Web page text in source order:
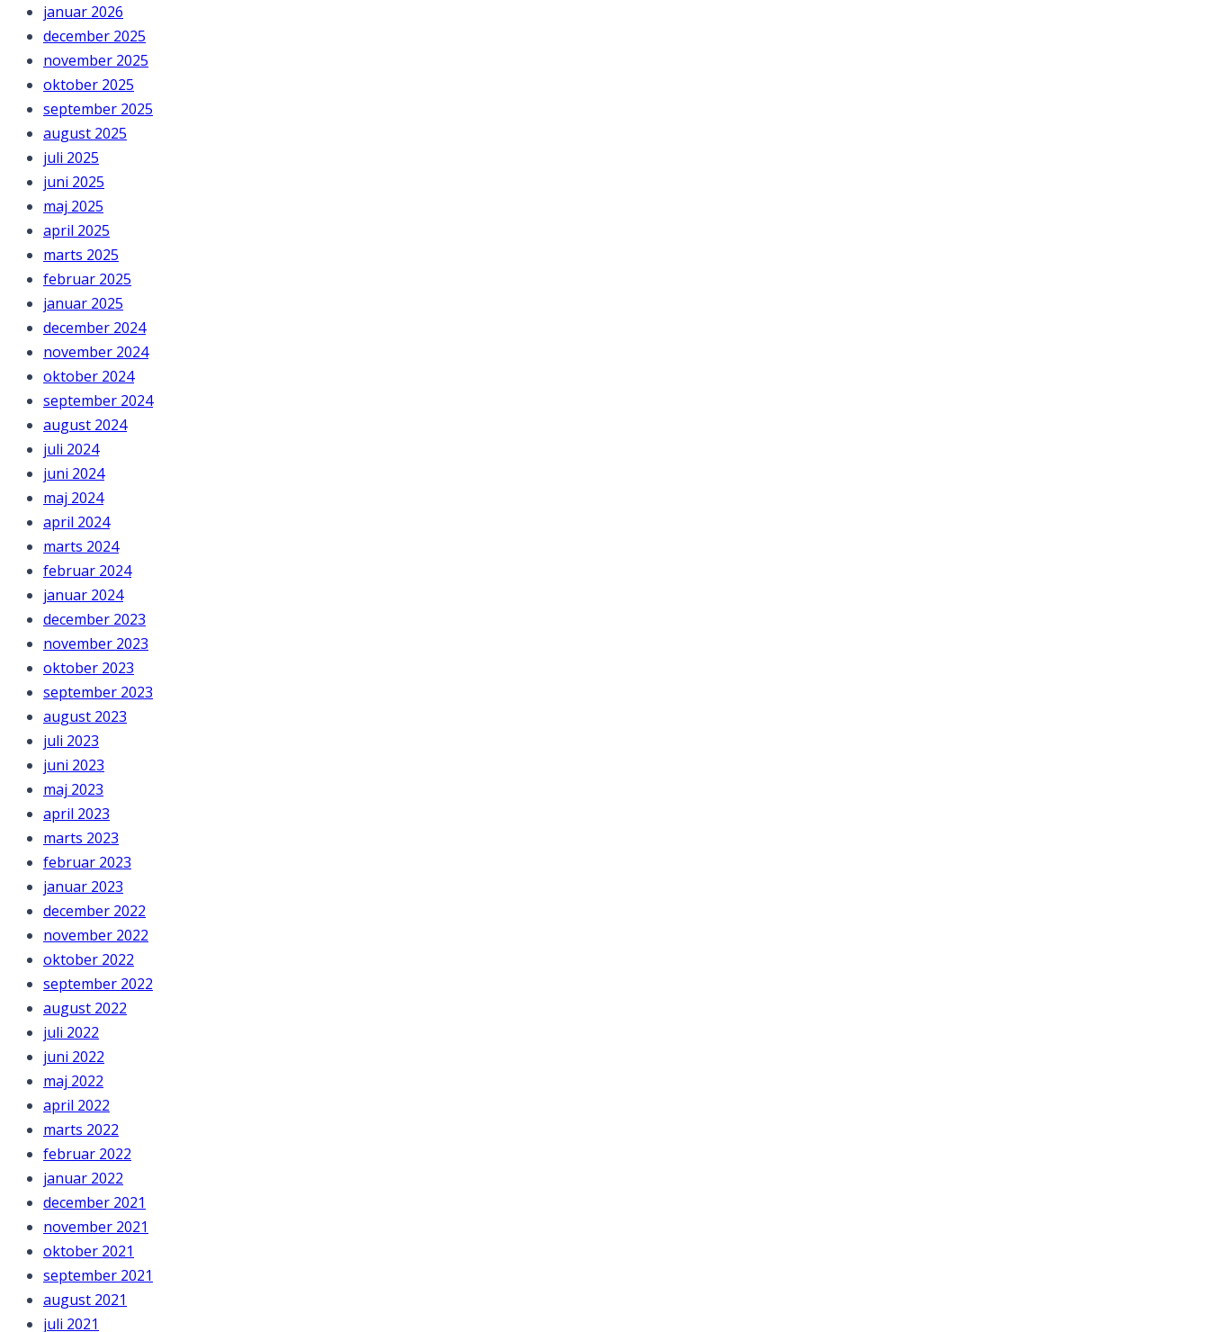
januar 2026
december 2025
november 2025
oktober 2025
september 2025
august 2025
juli 2025
juni 2025
maj 2025
april 2025
marts 2025
februar 2025
januar 2025
december 2024
november 2024
oktober 2024
september 2024
august 2024
juli 2024
juni 2024
maj 2024
april 2024
marts 2024
februar 2024
januar 2024
december 2023
november 2023
oktober 2023
september 2023
august 2023
juli 2023
juni 2023
maj 2023
april 2023
marts 2023
februar 2023
januar 2023
december 2022
november 2022
oktober 2022
september 2022
august 2022
juli 2022
juni 2022
maj 2022
april 2022
marts 2022
februar 2022
januar 2022
december 2021
november 2021
oktober 2021
september 2021
august 2021
juli 2021